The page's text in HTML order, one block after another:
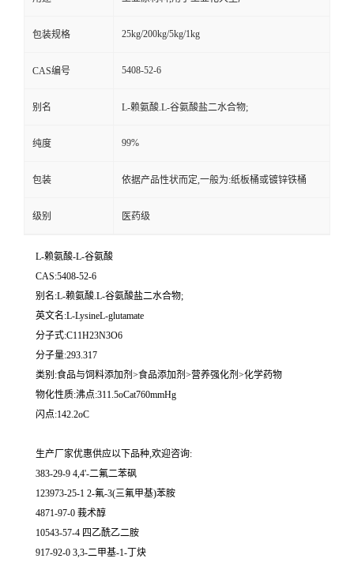
包装规格 25kg/200kg/5kg/1kg
CAS编号 5408-52-6
别名 L-赖氨酸.L-谷氨酸盐二水合物;
纯度 99%
包装 依据产品性状而定,一般为:纸板桶或镀锌铁桶
级别 医药级
L-赖氨酸-L-谷氨酸
CAS:5408-52-6
别名:L-赖氨酸.L-谷氨酸盐二水合物;
英文名:L-LysineL-glutamate
分子式:C11H23N3O6
分子量:293.317
类别:食品与饲料添加剂>食品添加剂>营养强化剂>化学药物
物化性质:沸点:311.5oCat760mmHg
闪点:142.2oC
生产厂家优惠供应以下品种,欢迎咨询:
383-29-9 4,4'-二氟二苯砜
123973-25-1 2-氟-3(三氟甲基)苯胺
4871-97-0 莪术醇
10543-57-4 四乙酰乙二胺
917-92-0 3,3-二甲基-1-丁炔